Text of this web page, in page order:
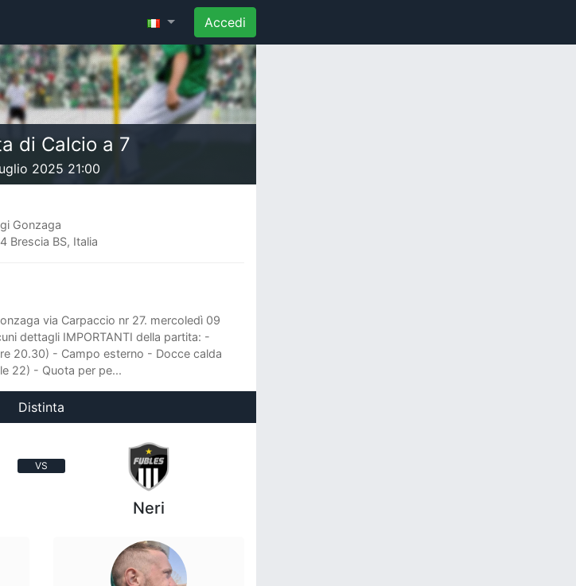
Accedi
di Calcio a 7
2025 21:00
Gonzaga
Brescia BS, Italia
via Carpaccio nr 27. mercoledì 09
dettagli IMPORTANTI della partita: -
20.30) - Campo esterno - Docce calda
22) - Quota per pe...
Distinta
VS
Neri